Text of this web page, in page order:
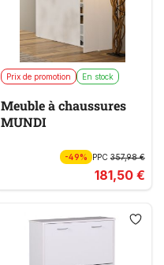
Prix de promotion En stock
Meuble à chaussures
MUNDI
-49% PPC357,98 €
181,50 €